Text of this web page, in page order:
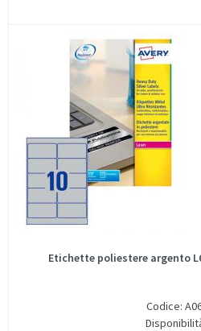
Etichette poliestere argento
Codice: